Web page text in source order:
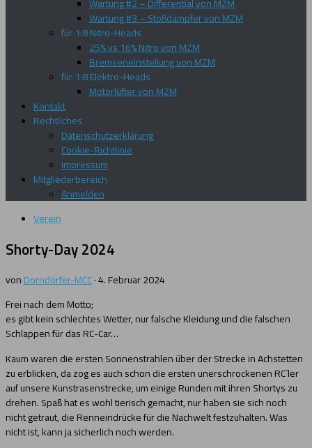
Wartung #2 – Differential von MZM
Wartung #3 – Stoßdämpfer von MZM
für 1:8 Nitro-Heads
25% vs 16% Nitro von MZM
Bremseneinstellung von MZM
für 1:8 Elektro-Heads
Motorlüfter von MZM
Kontakt
Rechtliches
Datenschutzerklärung
Cookie-Richtlinie
Impressum
Mitgliederbereich
Anmelden
Verein
Shorty-Day 2024
von Dorndorfer-MCC·4. Februar 2024
Frei nach dem Motto;
es gibt kein schlechtes Wetter, nur falsche Kleidung und die falschen
Schlappen für das RC-Car…
Kaum waren die ersten Sonnenstrahlen über der Strecke in Achstetten
zu erblicken, da zog es auch schon die ersten unerschrockenen RC`ler
auf unsere Kunstrasenstrecke, um einige Runden mit ihren Shortys zu
drehen. Spaß hat es wohl tierisch gemacht, nur haben sie sich noch
nicht getraut, die Renneindrücke für die Nachwelt festzuhalten. Was
nicht ist, kann ja sicherlich noch werden.